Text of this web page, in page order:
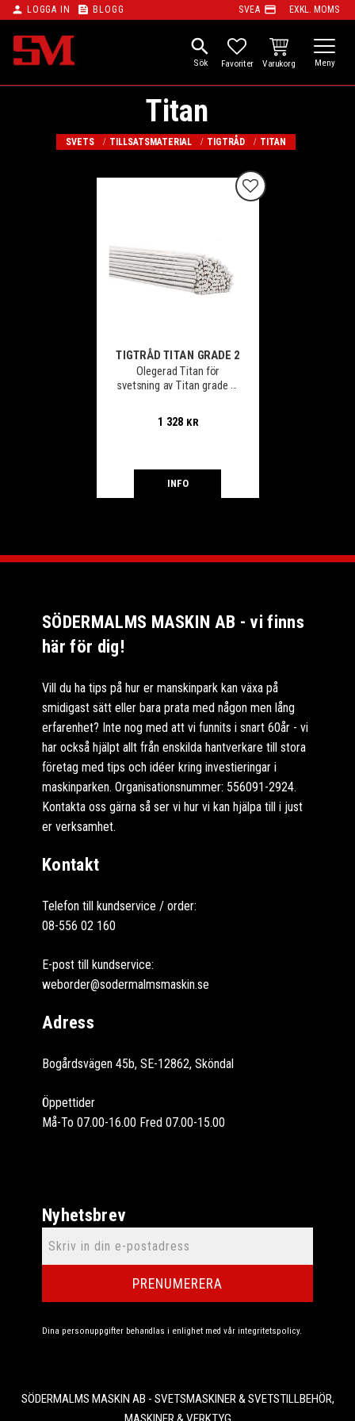
Meny
person LOGGA IN feed BLOGG SVEA payment EXKL. MOMS
search
FAVORITER
KUNDVAGN
Titan
SVETS TILLSATSMATERIAL TIGTRÅD TITAN
TIGTRÅD TITAN GRADE 2
Olegerad Titan för
svetsning av Titan grade 2.
oxiderande miljöer.
1 328 KR
Lägg till i favoriter
INFO
SÖDERMALMS MASKIN AB - vi finns
här för dig!
Vill du ha tips på hur er manskinpark kan växa på
smidigast sätt eller bara prata med någon men lång
erfarenhet? Inte nog med att vi funnits i snart 60år - vi
har också hjälpt allt från enskilda hantverkare till stora
företag med tips och idéer kring investieringar i
maskinparken. Organisationsnummer: 556091-2924.
Kontakta oss gärna så ser vi hur vi kan hjälpa till i just
er verksamhet.
Kontakt
Telefon till kundservice / order:
08-556 02 160
E-post till kundservice:
weborder@sodermalmsmaskin.se
Adress
Bogårdsvägen 45b, SE-12862, Sköndal
Öppettider
Må-To 07.00-16.00 Fred 07.00-15.00
Nyhetsbrev
PRENUMERERA
Dina personuppgifter behandlas i enlighet med vår integritetspolicy.
SÖDERMALMS MASKIN AB - SVETSMASKINER & SVETSTILLBEHÖR,